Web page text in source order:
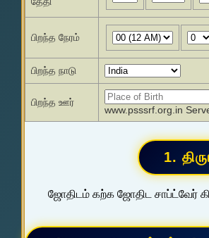
பிறந்த நேரம்
பிறந்த நாடு
பிறந்த ஊர்
www.psssrf.org.in
ஜோதிடம் கற்க ஜோதிட சாப்ட்வேர்